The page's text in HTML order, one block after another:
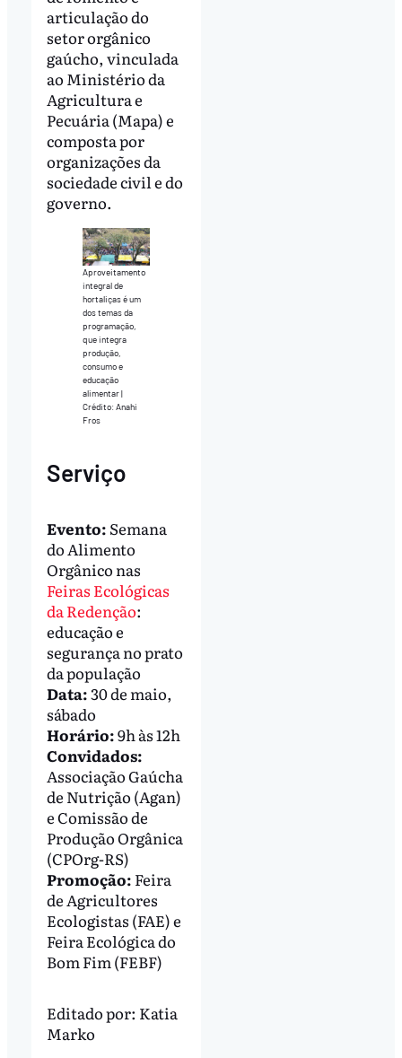
articulação do
setor orgânico
gaúcho, vinculada
ao Ministério da
Agricultura e
Pecuária (Mapa) e
composta por
organizações da
sociedade civil e do
governo.
Aproveitamento
integral de
hortaliças é um
dos temas da
programação,
que integra
produção,
consumo e
educação
alimentar |
Crédito: Anahi
Fros
Serviço
Evento: Semana
do Alimento
Orgânico nas
Feiras Ecológicas
da Redenção:
educação e
segurança no prato
da população
Data:30 de maio,
sábado
Horário:9h às 12h
Convidados:
Associação Gaúcha
de Nutrição (Agan)
e Comissão de
Produção Orgânica
(CPOrg-RS)
Promoção: Feira
de Agricultores
Ecologistas (FAE) e
Feira Ecológica do
Bom Fim (FEBF)
Editado por: Katia
Marko